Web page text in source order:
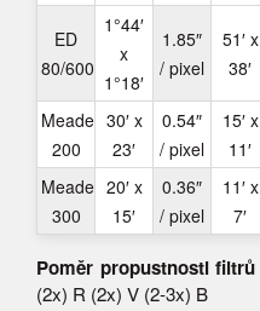
ED
80/600
1°44′
x
1°18′
1.85″
/ pixel
51′ x
38′
Meade
200
30′ x
23′
0.54″
/ pixel
15′ x
11′
Meade
300
20′ x
15′
0.36″
/ pixel
11′ x
7′
Poměr propustnosti filtrů
(2x) R (2x) V (2-3x) B